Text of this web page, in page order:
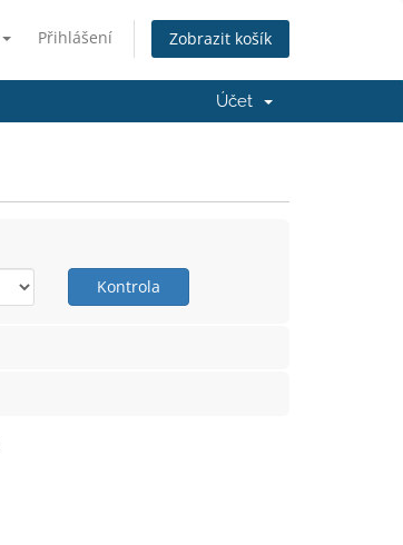
Přihlášení Zobrazit košík
Účet
Kontrola